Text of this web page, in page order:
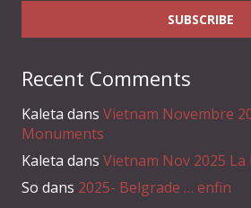
Recent Comments
Kaleta dans Vietnam Novembre
Monuments
Kaleta dans Vietnam Nov 2025 La
So dans 2025- Belgrade … enfin